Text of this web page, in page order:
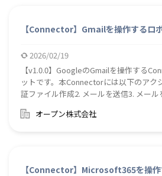
【Connector】Gmailを操作するロ
2026/02/19
【v1.0.0】GoogleのGmailを操作する
ットです。本Connectorには以下のアク
証ファイル作成2. メールを送信3. メー
7. 特定スレッドのラベル編集8. すべての
オープン株式会社
【Connector】Microsoft365を操作